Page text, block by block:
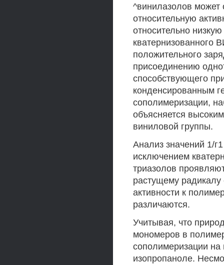
^винилазолов может
относительную
относительно
кватернизованного
положительного
присоединению
способствующего
конденсированным
сополимеризации,
объясняется
виниловой группы.
Анализ значений 1/
исключением
триазолов
растущему
активности к
различаются.
Учитывая, что
мономеров в
сополимеризации
изопропаноле.